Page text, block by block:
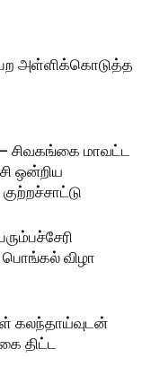
அள்ளிக்கொடுத்த
– சிவகங்கை மாவட்ட
ஒன்றிய
பொங்கல் விழா
கலந்தாய்வுடன்
திட்ட